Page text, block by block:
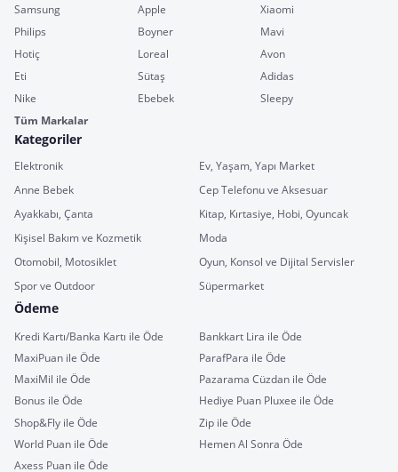
Samsung Apple
Xiaomi
Philips
Boyner
Mavi
Hotiç
Loreal
Avon
Eti
Sütaş
Adidas
Nike
Ebebek
Sleepy
Tüm Markalar
Kategoriler
Elektronik
Ev, Yaşam, Yapı Market
Anne Bebek
Cep Telefonu ve Aksesuar
Ayakkabı, Çanta
Kitap, Kırtasiye, Hobi, Oyuncak
Kişisel Bakım ve Kozmetik
Moda
Otomobil, Motosiklet
Oyun, Konsol ve Dijital Servisler
Spor ve Outdoor
Süpermarket
Ödeme
Kredi Kartı/Banka Kartı ile Öde
Bankkart Lira ile Öde
MaxiPuan ile Öde
ParafPara ile Öde
MaxiMil ile Öde
Pazarama Cüzdan ile Öde
Bonus ile Öde
Hediye Puan Pluxee ile Öde
Shop&Fly ile Öde
Zip ile Öde
World Puan ile Öde
Hemen Al Sonra Öde
Axess Puan ile Öde